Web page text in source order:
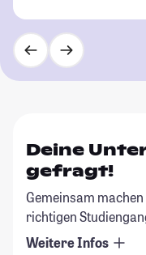
Deine
gefragt!
Gemeinsam
richtigen
Weitere Infos